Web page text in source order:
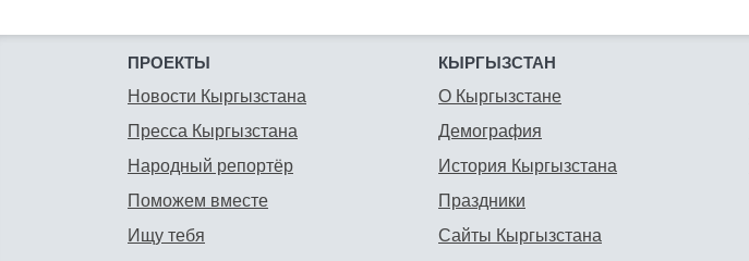
ПРОЕКТЫ
Новости Кыргызстана
Пресса Кыргызстана
Народный репортёр
Поможем вместе
Ищу тебя
КЫРГЫЗСТАН
О Кыргызстане
Демография
История Кыргызстана
Праздники
Сайты Кыргызстана